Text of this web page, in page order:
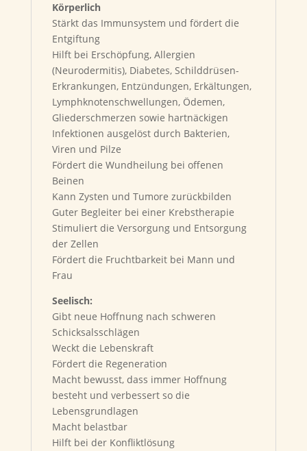
Körperlich
Stärkt das Immunsystem und fördert die
Entgiftung
Hilft bei Erschöpfung, Allergien
(Neurodermitis), Diabetes, Schilddrüsen-
Erkrankungen, Entzündungen, Erkältungen,
Lymphknotenschwellungen, Ödemen,
Gliederschmerzen sowie hartnäckigen
Infektionen ausgelöst durch Bakterien,
Viren und Pilze
Fördert die Wundheilung bei offenen
Beinen
Kann Zysten und Tumore zurückbilden
Guter Begleiter bei einer Krebstherapie
Stimuliert die Versorgung und Entsorgung
der Zellen
Fördert die Fruchtbarkeit bei Mann und
Frau
Seelisch:
Gibt neue Hoffnung nach schweren
Schicksalsschlägen
Weckt die Lebenskraft
Fördert die Regeneration
Macht bewusst, dass immer Hoffnung
besteht und verbessert so die
Lebensgrundlagen
Macht belastbar
Hilft bei der Konfliktlösung